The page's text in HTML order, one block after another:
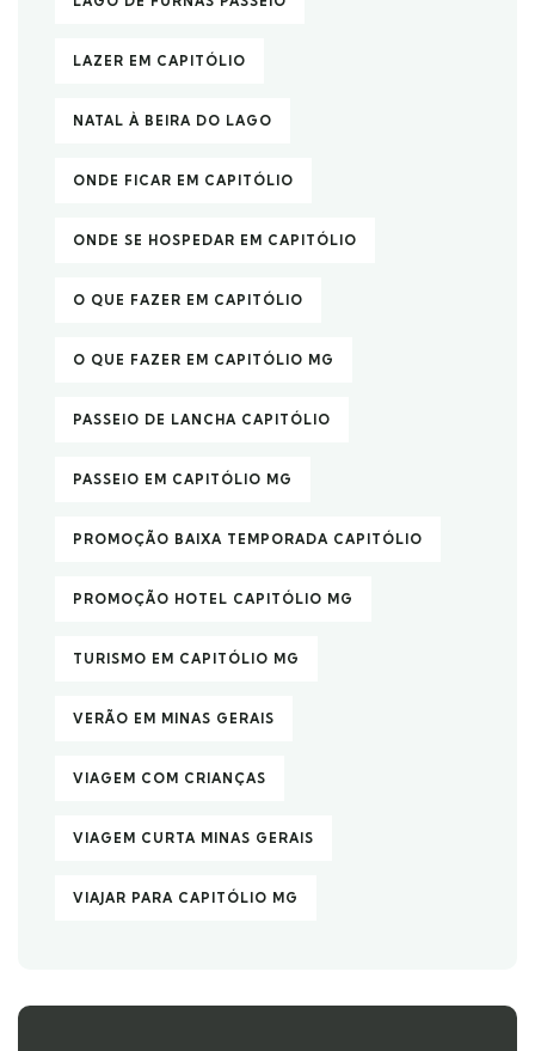
LAZER EM CAPITÓLIO
NATAL À BEIRA DO LAGO
ONDE FICAR EM CAPITÓLIO
ONDE SE HOSPEDAR EM CAPITÓLIO
O QUE FAZER EM CAPITÓLIO
O QUE FAZER EM CAPITÓLIO MG
PASSEIO DE LANCHA CAPITÓLIO
PASSEIO EM CAPITÓLIO MG
PROMOÇÃO BAIXA TEMPORADA CAPITÓLIO
PROMOÇÃO HOTEL CAPITÓLIO MG
TURISMO EM CAPITÓLIO MG
VERÃO EM MINAS GERAIS
VIAGEM COM CRIANÇAS
VIAGEM CURTA MINAS GERAIS
VIAJAR PARA CAPITÓLIO MG